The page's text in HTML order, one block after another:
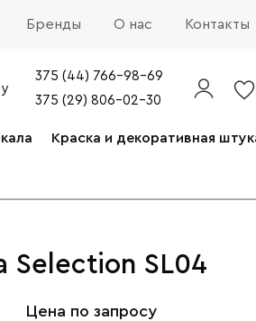
Бренды О нас Контакты
375 (44) 766-98-69
375 (29) 806-02-30
Краска и декоративная
Selection SL04
Цена по запросу